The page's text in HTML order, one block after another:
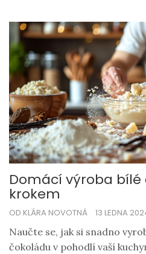
Domácí výroba bílé
krokem
OD KLÁRA NOVOTNÁ 13 LEDNA
Naučte se, jak si snadno
čokoládu v pohodlí vaší